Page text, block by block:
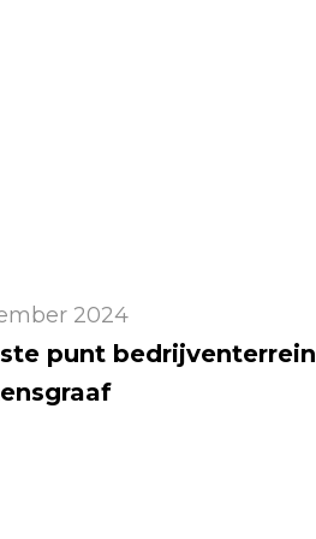
2024
punt bedrijventerrein